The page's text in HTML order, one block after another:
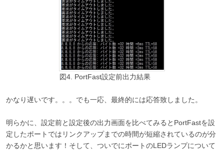
図4. PortFast設定前出力結果
かなり遅いです。。。でも一応、最終的には応答致しました。
明らかに、設定前と設定後の出力画面を比べてみるとPortFastを設
定したポートではリンクアップまでの時間が短縮されているのが分
かるかと思います！そして、ついでにポートのLEDランプについて